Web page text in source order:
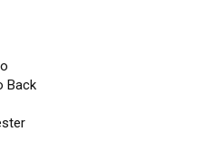
Back